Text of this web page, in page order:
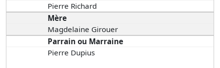
Pierre Richard
Mère
Magdelaine Girouer
Parrain ou Marraine
Pierre Dupius